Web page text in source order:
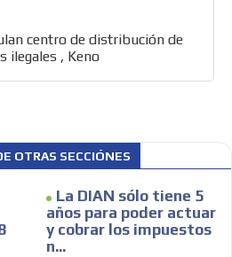
centro de distribución de
ilegales , Keno
OTRAS SECCIÓNES
La DIAN sólo tiene 5
años para poder actuar
y cobrar los impuestos
n...